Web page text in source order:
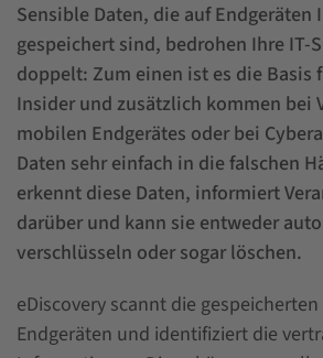
Sensible Daten, die auf Endgeräten
gespeichert sind, bedrohen Ihre IT-
doppelt: Zum einen ist es die Basis
Insider und zusätzlich kommen bei
mobilen Endgerätes oder bei
Daten sehr einfach in die falschen
erkennt diese Daten, informiert
darüber und kann sie entweder
verschlüsseln oder sogar löschen.
eDiscovery scannt die
Endgeräten und identifiziert die